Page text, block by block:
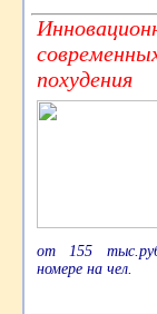
похудения
от 155
номере на чел.